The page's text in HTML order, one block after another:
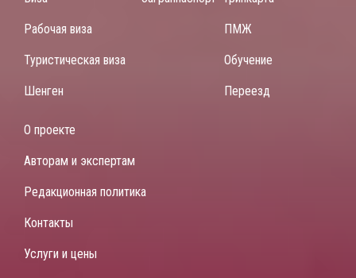
Рабочая виза
Туристическая виза
Шенген
ПМЖ
Обучение
Переезд
О проекте
Авторам и экспертам
Редакционная политика
Контакты
Услуги и цены